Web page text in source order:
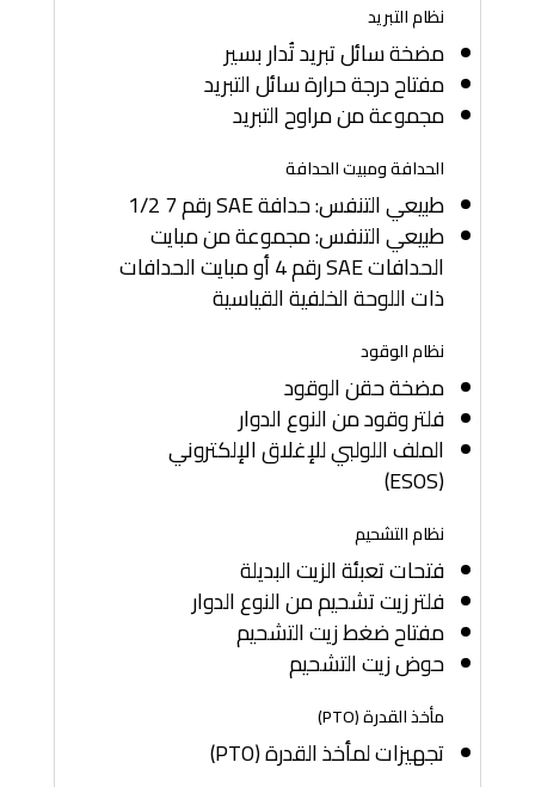
نظام التبريد
مضخة سائل تبريد تُدار بسير
مفتاح درجة حرارة سائل التبريد
مجموعة من مراوح التبريد
الحدافة ومبيت الحدافة
طبيعي التنفس: حدافة SAE رقم 7 1/2
طبيعي التنفس: مجموعة من مبايت
الحدافات SAE رقم 4 أو مبايت الحدافات
ذات اللوحة الخلفية القياسية
نظام الوقود
مضخة حقن الوقود
فلتر وقود من النوع الدوار
الملف اللولبي للإغلاق الإلكتروني
(ESOS)
نظام التشحيم
فتحات تعبئة الزيت البديلة
فلتر زيت تشحيم من النوع الدوار
مفتاح ضغط زيت التشحيم
حوض زيت التشحيم
مأخذ القدرة (PTO)
تجهيزات لمأخذ القدرة (PTO)